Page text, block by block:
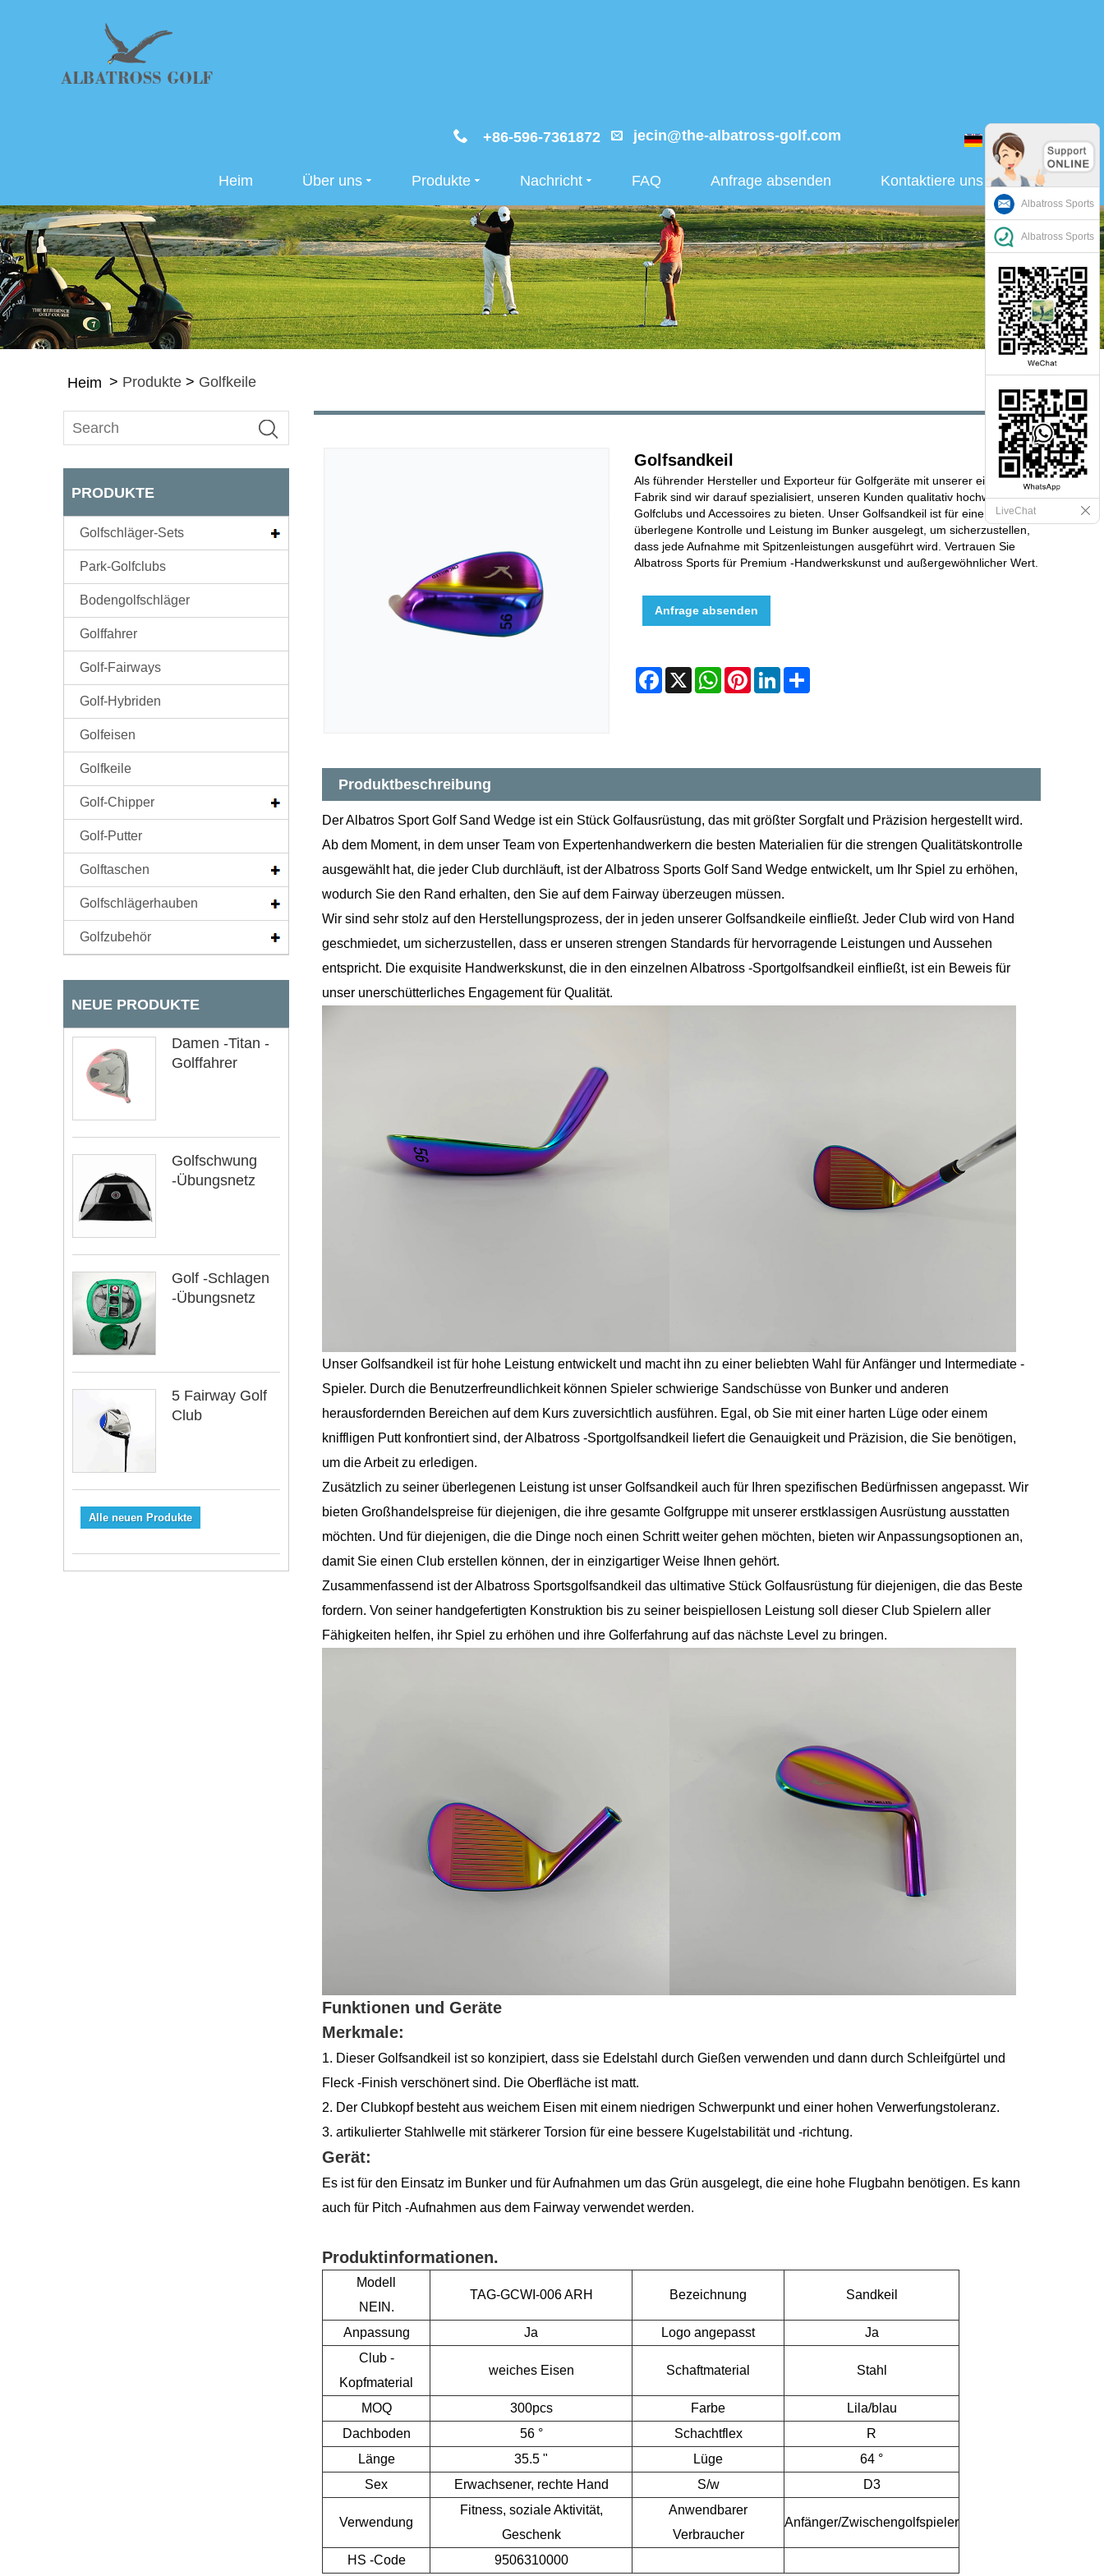
+86-596-7361872 jecin@the-albatross-golf.com Deutsch
Heim Über uns Produkte Nachricht FAQ Anfrage absenden Kontaktiere uns
Heim > Produkte > Golfkeile
PRODUKTE
Golfschläger-Sets
Park-Golfclubs
Bodengolfschläger
Golffahrer
Golf-Fairways
Golf-Hybriden
Golfeisen
Golfkeile
Golf-Chipper
Golf-Putter
Golftaschen
Golfschlägerhauben
Golfzubehör
NEUE PRODUKTE
Damen -Titan -
Golffahrer
Golfschwung
-Übungsnetz
Golf -Schlagen
-Übungsnetz
5 Fairway Golf
Club
Alle neuen Produkte
Golfsandkeil
Als führender Hersteller und Exporteur für Golfgeräte mit unserer eigenen
Fabrik sind wir darauf spezialisiert, unseren Kunden qualitativ hochwertige
Golfclubs und Accessoires zu bieten. Unser Golfsandkeil ist für eine
überlegene Kontrolle und Leistung im Bunker ausgelegt, um sicherzustellen,
dass jede Aufnahme mit Spitzenleistungen ausgeführt wird. Vertrauen Sie
Albatross Sports für Premium -Handwerkskunst und außergewöhnlicher Wert.
Anfrage absenden
Facebook
X WhatsApp
Pinterest
LinkedIn
Produktbeschreibung
Der Albatros Sport Golf Sand Wedge ist ein Stück Golfausrüstung, das mit größter Sorgfalt und Präzision hergestellt wird.
Ab dem Moment, in dem unser Team von Expertenhandwerkern die besten Materialien für die strengen Qualitätskontrolle
ausgewählt hat, die jeder Club durchläuft, ist der Albatross Sports Golf Sand Wedge entwickelt, um Ihr Spiel zu erhöhen,
wodurch Sie den Rand erhalten, den Sie auf dem Fairway überzeugen müssen.
Wir sind sehr stolz auf den Herstellungsprozess, der in jeden unserer Golfsandkeile einfließt. Jeder Club wird von Hand
geschmiedet, um sicherzustellen, dass er unseren strengen Standards für hervorragende Leistungen und Aussehen
entspricht. Die exquisite Handwerkskunst, die in den einzelnen Albatross -Sportgolfsandkeil einfließt, ist ein Beweis für
unser unerschütterliches Engagement für Qualität.
Unser Golfsandkeil ist für hohe Leistung entwickelt und macht ihn zu einer beliebten Wahl für Anfänger und Intermediate -
Spieler. Durch die Benutzerfreundlichkeit können Spieler schwierige Sandschüsse von Bunker und anderen
herausfordernden Bereichen auf dem Kurs zuversichtlich ausführen. Egal, ob Sie mit einer harten Lüge oder einem
kniffligen Putt konfrontiert sind, der Albatross -Sportgolfsandkeil liefert die Genauigkeit und Präzision, die Sie benötigen,
um die Arbeit zu erledigen.
Zusätzlich zu seiner überlegenen Leistung ist unser Golfsandkeil auch für Ihren spezifischen Bedürfnissen angepasst. Wir
bieten Großhandelspreise für diejenigen, die ihre gesamte Golfgruppe mit unserer erstklassigen Ausrüstung ausstatten
möchten. Und für diejenigen, die die Dinge noch einen Schritt weiter gehen möchten, bieten wir Anpassungsoptionen an,
damit Sie einen Club erstellen können, der in einzigartiger Weise Ihnen gehört.
Zusammenfassend ist der Albatross Sportsgolfsandkeil das ultimative Stück Golfausrüstung für diejenigen, die das Beste
fordern. Von seiner handgefertigten Konstruktion bis zu seiner beispiellosen Leistung soll dieser Club Spielern aller
Fähigkeiten helfen, ihr Spiel zu erhöhen und ihre Golferfahrung auf das nächste Level zu bringen.
Funktionen und Geräte
Merkmale:
1. Dieser Golfsandkeil ist so konzipiert, dass sie Edelstahl durch Gießen verwenden und dann durch Schleifgürtel und
Fleck -Finish verschönert sind. Die Oberfläche ist matt.
2. Der Clubkopf besteht aus weichem Eisen mit einem niedrigen Schwerpunkt und einer hohen Verwerfungstoleranz.
3. artikulierter Stahlwelle mit stärkerer Torsion für eine bessere Kugelstabilität und -richtung.
Gerät:
Es ist für den Einsatz im Bunker und für Aufnahmen um das Grün ausgelegt, die eine hohe Flugbahn benötigen. Es kann
auch für Pitch -Aufnahmen aus dem Fairway verwendet werden.
Produktinformationen.
Modell
NEIN.
TAG-GCWI-006 ARH Bezeichnung Sandkeil
Anpassung Ja Logo angepasst
Ja
Club -
Kopfmaterial
weiches Eisen Schaftmaterial Stahl
MOQ 300pcs Farbe
Lila/blau
Dachboden
56 ° Schachtflex
R
Länge
35.5 " Lüge
64 °
Sex
Erwachsener, rechte Hand S/w D3
Verwendung
Fitness, soziale Aktivität,
Geschenk
Anwendbarer
Verbraucher
Anfänger/Zwischengolfspieler
HS -Code 9506310000
Albatross Sports
Albatross Sports
LiveChat